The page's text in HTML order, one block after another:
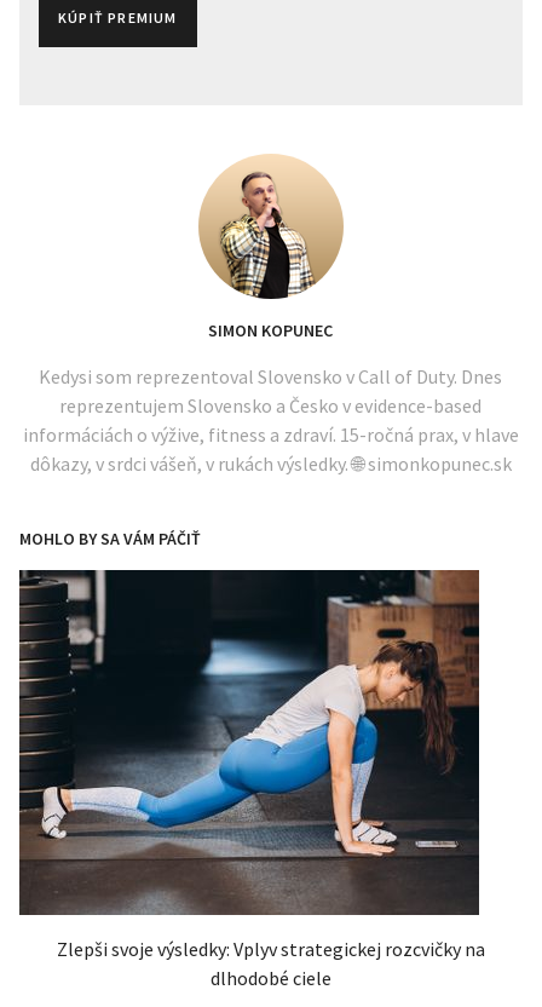
KÚPIŤ PREMIUM
SIMON KOPUNEC
Kedysi som reprezentoval Slovensko v Call of Duty. Dnes
reprezentujem Slovensko a Česko v evidence-based
informáciách o výžive, fitness a zdraví. 15-ročná prax, v hlave
dôkazy, v srdci vášeň, v rukách výsledky. 🌐 simonkopunec.sk
MOHLO BY SA VÁM PÁČIŤ
Zlepši svoje výsledky: Vplyv strategickej rozcvičky na
dlhodobé ciele